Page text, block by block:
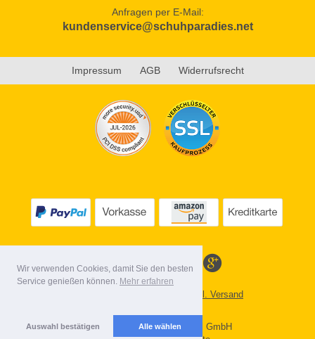
Wir verwenden Cookies, damit Sie den besten
Service genießen können. Mehr erfahren
Auswahl bestätigen Alle wählen
Anfragen per E-Mail:
kundenservice@schuhparadies.net
Impressum AGB Widerrufsrecht
Alle Preise inkl. MwSt. evtl. zzgl. Versand
Copyright 2026 by Gebr. Röhl GmbH